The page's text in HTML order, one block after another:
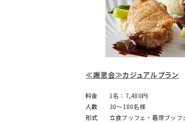
≪謝恩会≫カジュアルプラン
料金
1名：7,480円
人数
30～180名様
形式
立食ブッフェ・着席ブッフ